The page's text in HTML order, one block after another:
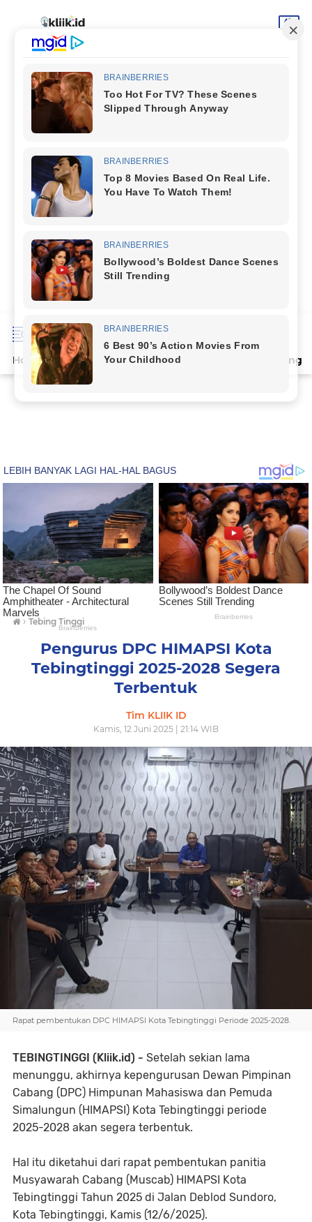
Home Terpopuler Indeks Deli Serdang
› Tebing Tinggi
Pengurus DPC HIMAPSI Kota
Tebingtinggi 2025-2028 Segera
Terbentuk
Tim KLIIK ID
Kamis, 12 Juni 2025 | 21:14 WIB
Rapat pembentukan DPC HIMAPSI Kota Tebingtinggi Periode 2025-2028.
TEBINGTINGGI (Kliik.id) - Setelah sekian lama
menunggu, akhirnya kepengurusan Dewan Pimpinan
Cabang (DPC) Himpunan Mahasiswa dan Pemuda
Simalungun (HIMAPSI) Kota Tebingtinggi periode
2025-2028 akan segera terbentuk.
Hal itu diketahui dari rapat pembentukan panitia
Musyawarah Cabang (Muscab) HIMAPSI Kota
Tebingtinggi Tahun 2025 di Jalan Deblod Sundoro,
Kota Tebingtinggi, Kamis (12/6/2025).